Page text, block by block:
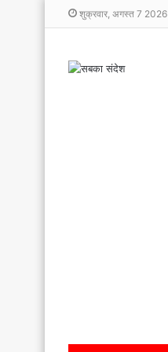
शुक्रवार, अगस्त 7 2026